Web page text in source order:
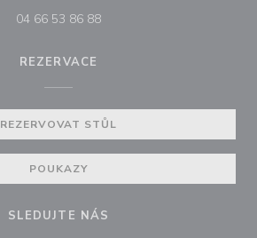
04 66 53 86 88
REZERVACE
REZERVOVAT STŮL
POUKAZY
SLEDUJTE NÁS